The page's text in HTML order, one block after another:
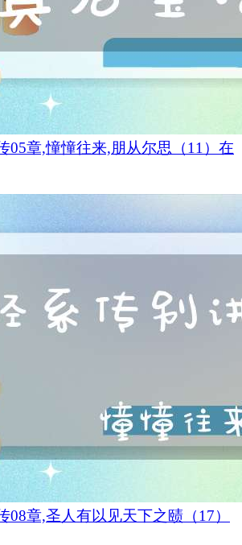
05章,憧憧往来,朋从尔思（11）在
08章,圣人有以见天下之赜（17）